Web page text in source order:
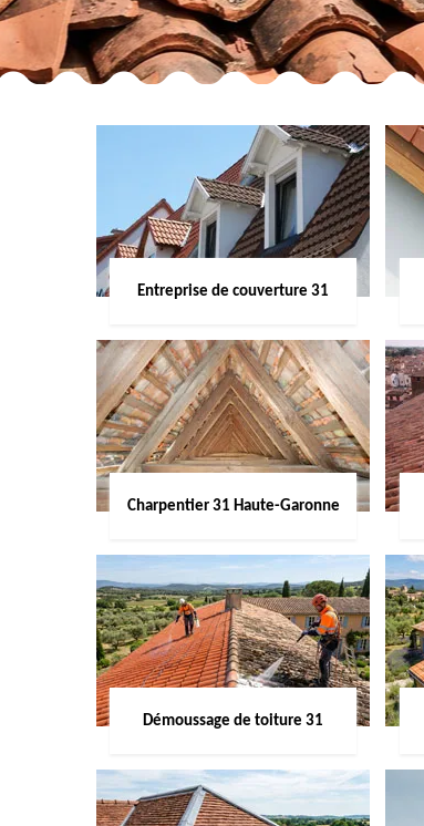
Entreprise de couverture 31
Charpentier 31 Haute-Garonne
Démoussage de toiture 31